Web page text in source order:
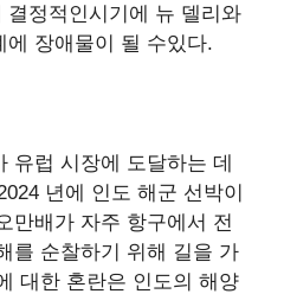
정적인시기에 뉴 델리와
에 장애물이 될 수있다.
유럽 시장에 도달하는 데
년에 인도 해군 선박이
만배가 자주 항구에서 전
를 순찰하기 위해 길을 가
대한 혼란은 인도의 해양